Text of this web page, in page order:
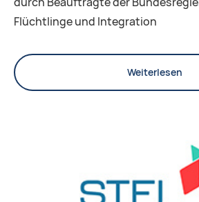
Flüchtlinge und Integration
Weiterlesen